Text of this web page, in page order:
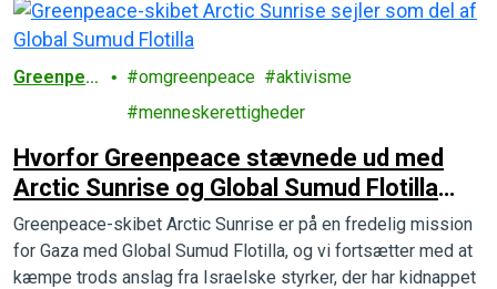
Greenpea
omgreenpeace
aktivisme
menneskerettigheder
Hvorfor Greenpeace stævnede ud med
Arctic Sunrise og Global Sumud Flotilla
for at sejle til Gaza, og hvad der er sket
Greenpeace-skibet Arctic Sunrise er på en fredelig mission
for Gaza med Global Sumud Flotilla, og vi fortsætter med at
kæmpe trods anslag fra Israelske styrker, der har kidnappet